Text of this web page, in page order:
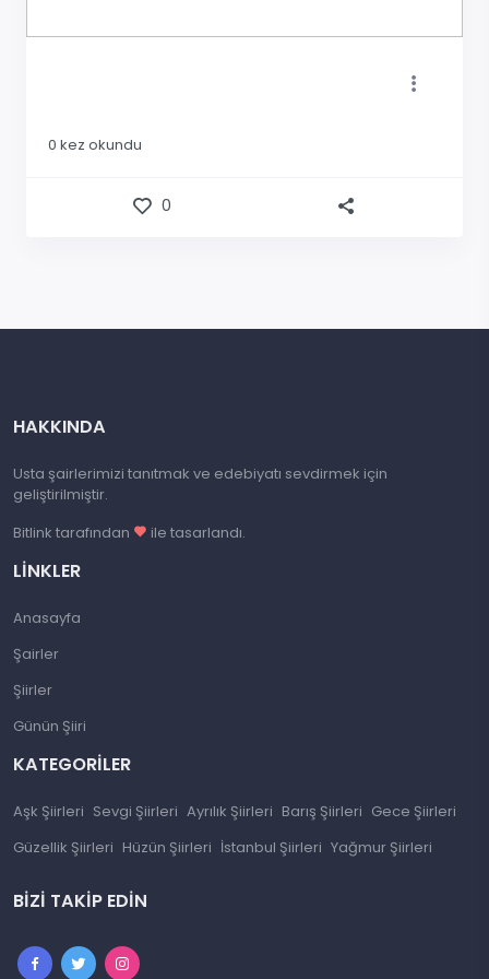
0 kez okundu
0
HAKKINDA
Usta şairlerimizi tanıtmak ve edebiyatı sevdirmek için
geliştirilmiştir.
Bitlink tarafından
ile tasarlandı.
LINKLER
Anasayfa
Şairler
Şiirler
Günün Şiiri
KATEGORILER
Aşk Şiirleri Sevgi Şiirleri Ayrılık Şiirleri Barış Şiirleri Gece Şiirleri
Güzellik Şiirleri Hüzün Şiirleri İstanbul Şiirleri Yağmur Şiirleri
BIZI TAKIP EDIN